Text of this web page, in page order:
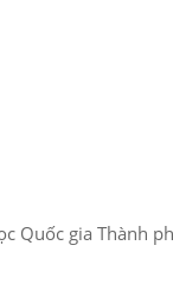
gia Thành